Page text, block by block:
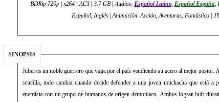
BDRip 720p | x264 | AC3 | 3.7 GB | Audios: Español Latino, Español España,
Español, Inglés | Animación, Acción, Aventuras, Fantástico |
SINOPSIS
Jubei es un noble guerrero que vaga por el país vendiendo su acero al mejor postor.
sencilla, todo cambia cuando decide defender a una joven muchacha que está
enemista con un grupo de humanos de origen demoníaco. Ambos logran huir